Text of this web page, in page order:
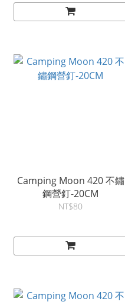
Camping Moon 420 不鏽
鋼營釘-20CM
NT$80